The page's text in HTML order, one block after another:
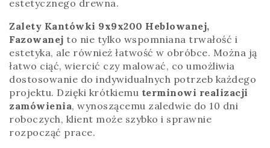
estetycznego drewna.
Zalety Kantówki 9x9x200 Heblowanej,
Fazowanej to nie tylko wspomniana trwałość i
estetyka, ale również łatwość w obróbce. Można ją
łatwo ciąć, wiercić czy malować, co umożliwia
dostosowanie do indywidualnych potrzeb każdego
projektu. Dzięki krótkiemu terminowi realizacji
zamówienia, wynoszącemu zaledwie do 10 dni
roboczych, klient może szybko i sprawnie
rozpocząć prace.